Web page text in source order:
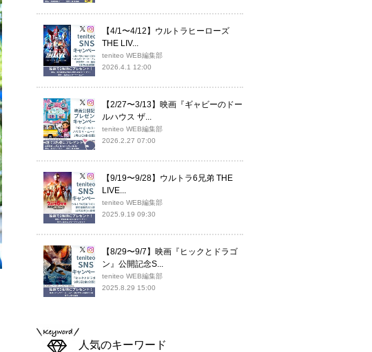
【4/1〜4/12】ウルトラヒーローズ
THE LIV...
teniteo WEB編集部
2026.4.1 12:00
【2/27〜3/13】映画『ギャビーのドー
ルハウス ザ...
teniteo WEB編集部
2026.2.27 07:00
【9/19〜9/28】ウルトラ6兄弟 THE
LIVE...
teniteo WEB編集部
2025.9.19 09:30
【8/29〜9/7】映画『ヒックとドラゴ
ン』公開記念S...
teniteo WEB編集部
2025.8.29 15:00
人気のキーワード